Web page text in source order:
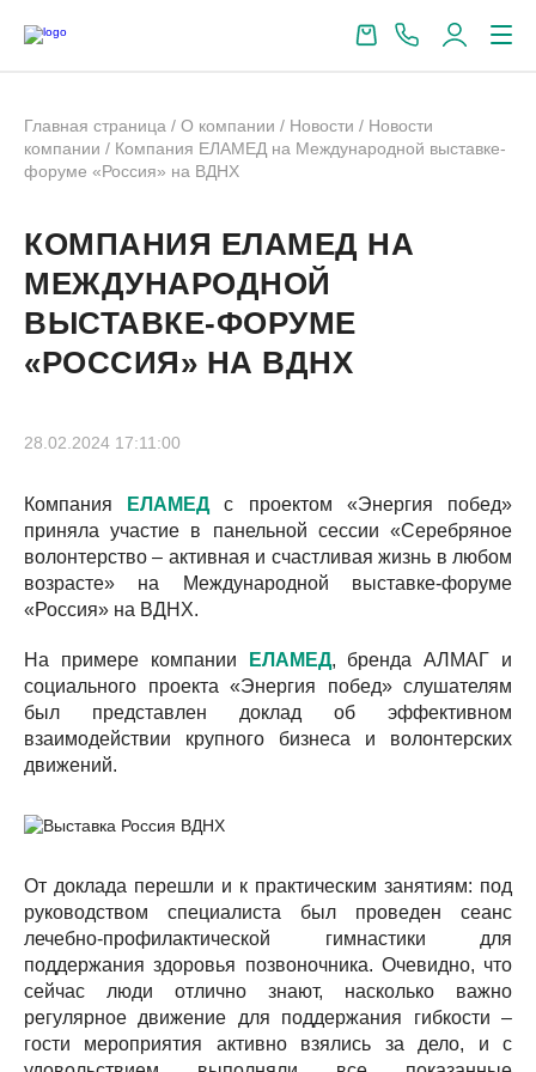
Главная страница / О компании / Новости / Новости
компании / Компания ЕЛАМЕД на Международной выставке-
форуме «Россия» на ВДНХ
28.02.2024 17:11:00
КОМПАНИЯ ЕЛАМЕД НА
МЕЖДУНАРОДНОЙ
ВЫСТАВКЕ-ФОРУМЕ
«РОССИЯ» НА ВДНХ
Компания ЕЛАМЕДс проектом «Энергия побед»
приняла участие в панельной сессии «Серебряное
волонтерство – активная и счастливая жизнь в любом
возрасте» на Международной выставке-форуме
«Россия» на ВДНХ.
На примере компании ЕЛАМЕД, бренда АЛМАГ и
социального проекта «Энергия побед» слушателям
был представлен доклад об эффективном
взаимодействии крупного бизнеса и волонтерских
движений.
От доклада перешли и к практическим занятиям: под
руководством специалиста был проведен сеанс
лечебно-профилактической гимнастики для
поддержания здоровья позвоночника. Очевидно, что
сейчас люди отлично знают, насколько важно
регулярное движение для поддержания гибкости –
гости мероприятия активно взялись за дело, и с